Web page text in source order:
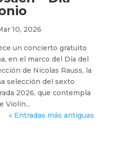
10, 2026
un concierto gratuito
en el marco del Día del
de Nicolas Rauss, la
selección del sexto
2026, que contempla
Violín...
« Entradas más antiguas